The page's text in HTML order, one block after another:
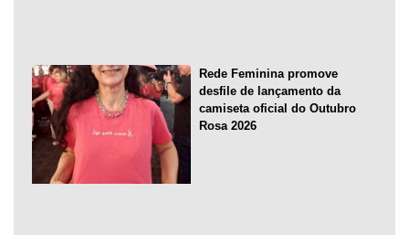
Rede Feminina promove
desfile de lançamento da
camiseta oficial do Outubro
Rosa 2026